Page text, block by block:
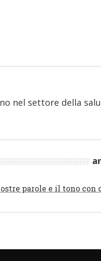
nel settore della
parole e il tono con